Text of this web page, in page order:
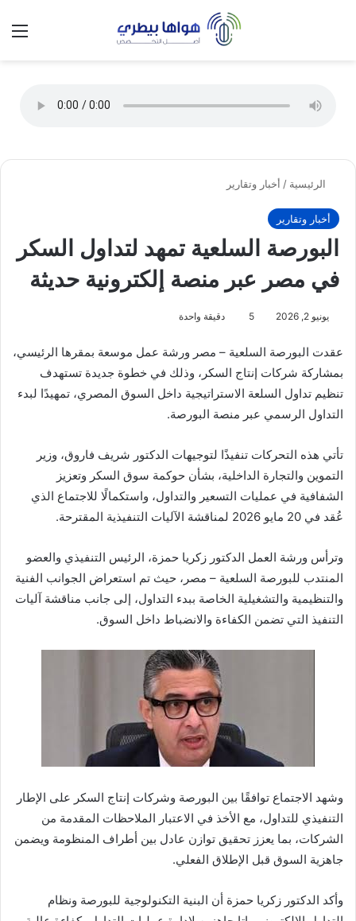
الوضع
الرئيسية / أخبار وتقارير
أخبار وتقارير
البورصة السلعية تمهد لتداول السكر
في مصر عبر منصة إلكترونية حديثة
يونيو 2, 2026 5 دقيقة واحدة
عقدت البورصة السلعية – مصر ورشة عمل موسعة بمقرها الرئيسي،
بمشاركة شركات إنتاج السكر، وذلك في خطوة جديدة تستهدف
تنظيم تداول السلعة الاستراتيجية داخل السوق المصري، تمهيدًا لبدء
التداول الرسمي عبر منصة البورصة.
تأتي هذه التحركات تنفيذًا لتوجيهات الدكتور شريف فاروق، وزير
التموين والتجارة الداخلية، بشأن حوكمة سوق السكر وتعزيز
الشفافية في عمليات التسعير والتداول، واستكمالًا للاجتماع الذي
عُقد في 20 مايو 2026 لمناقشة الآليات التنفيذية المقترحة.
وترأس ورشة العمل الدكتور زكريا حمزة، الرئيس التنفيذي والعضو
المنتدب للبورصة السلعية – مصر، حيث تم استعراض الجوانب الفنية
والتنظيمية والتشغيلية الخاصة ببدء التداول، إلى جانب مناقشة آليات
التنفيذ التي تضمن الكفاءة والانضباط داخل السوق.
وشهد الاجتماع توافقًا بين البورصة وشركات إنتاج السكر على الإطار
التنفيذي للتداول، مع الأخذ في الاعتبار الملاحظات المقدمة من
الشركات، بما يعزز تحقيق توازن عادل بين أطراف المنظومة ويضمن
جاهزية السوق قبل الإطلاق الفعلي.
وأكد الدكتور زكريا حمزة أن البنية التكنولوجية للبورصة ونظام